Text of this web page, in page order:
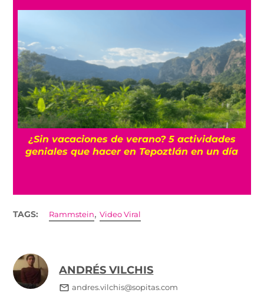
¿Sin vacaciones de verano? 5 actividades
geniales que hacer en Tepoztlán en un día
TAGS: Rammstein,Video Viral
ANDRÉS VILCHIS
andres.vilchis@sopitas.com